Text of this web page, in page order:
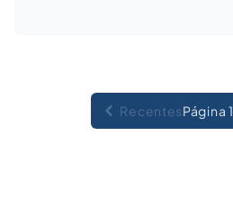
RecentesPágina 1